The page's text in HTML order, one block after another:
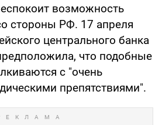
возможность
стороны РФ. 17 апреля
центрального банка
что подобные
с "очень
препятствиями".